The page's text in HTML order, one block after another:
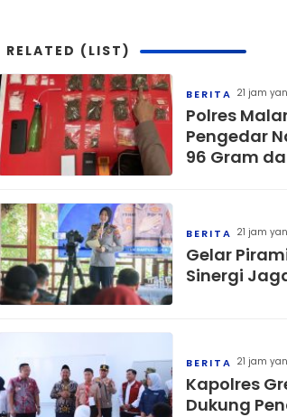
RELATED (LIST)
BERITA 21 jam
Polres
Pengedar
96 Gram
BERITA 21 jam
Gelar
Sinergi
BERITA 21 jam
Kapolres
Dukung